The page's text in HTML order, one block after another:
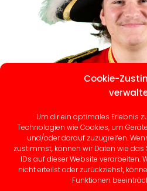
Cookie-
Um dir ein optimales Erlebnis
Technologien wie Cookies, um
und/oder darauf zuzugreifen.
zustimmst, können wir Daten wie
IDs auf dieser Website verarbeiten.
nicht erteilst oder zurückziehst,
Funktionen
Leon